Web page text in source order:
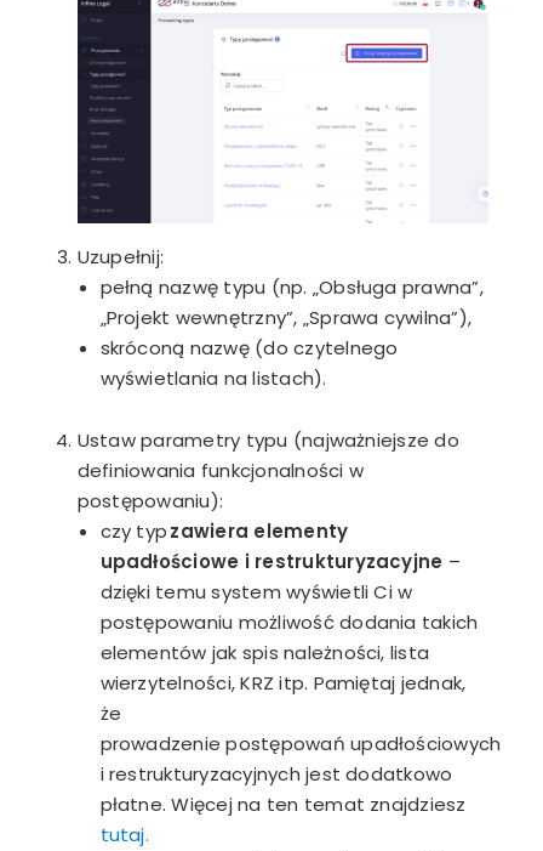
Uzupełnij:
pełną nazwę typu (np. „Obsługa prawna”,
„Projekt wewnętrzny”, „Sprawa cywilna”),
skróconą nazwę (do czytelnego
wyświetlania na listach).
Ustaw parametry typu (najważniejsze do
definiowania funkcjonalności w
postępowaniu):
czy typzawiera elementy
upadłościowe i restrukturyzacyjne –
dzięki temu system wyświetli Ci w
postępowaniu możliwość dodania takich
elementów jak spis należności, lista
wierzytelności, KRZ itp. Pamiętaj jednak,
że
prowadzenie postępowań upadłościowych
i restrukturyzacyjnych jest dodatkowo
płatne. Więcej na ten temat znajdziesz
tutaj.